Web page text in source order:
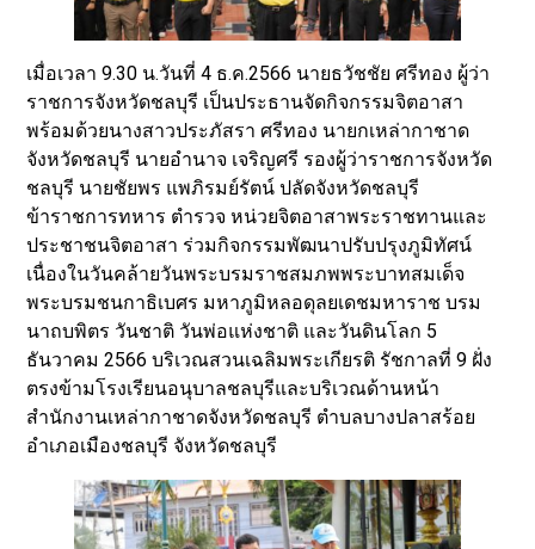
เมื่อเวลา 9.30 น.วันที่ 4 ธ.ค.2566 นายธวัชชัย ศรีทอง ผู้ว่า
ราชการจังหวัดชลบุรี เป็นประธานจัดกิจกรรมจิตอาสา
พร้อมด้วยนางสาวประภัสรา ศรีทอง นายกเหล่ากาชาด
จังหวัดชลบุรี นายอำนาจ เจริญศรี รองผู้ว่าราชการจังหวัด
ชลบุรี นายชัยพร แพภิรมย์รัตน์ ปลัดจังหวัดชลบุรี
ข้าราชการทหาร ตำรวจ หน่วยจิตอาสาพระราชทานและ
ประชาชนจิตอาสา ร่วมกิจกรรมพัฒนาปรับปรุงภูมิทัศน์
เนื่องในวันคล้ายวันพระบรมราชสมภพพระบาทสมเด็จ
พระบรมชนกาธิเบศร มหาภูมิหลอดุลยเดชมหาราช บรม
นาถบพิตร วันชาติ วันพ่อแห่งชาติ และวันดินโลก 5
ธันวาคม 2566 บริเวณสวนเฉลิมพระเกียรติ รัชกาลที่ 9 ฝั่ง
ตรงข้ามโรงเรียนอนุบาลชลบุรีและบริเวณด้านหน้า
สำนักงานเหล่ากาชาดจังหวัดชลบุรี ตำบลบางปลาสร้อย
อำเภอเมืองชลบุรี จังหวัดชลบุรี